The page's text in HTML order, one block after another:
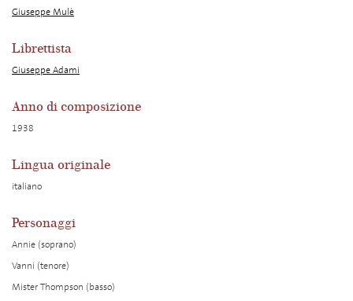
Giuseppe Mulè
Librettista
Giuseppe Adami
Anno di composizione
1938
Lingua originale
italiano
Personaggi
Annie (soprano)
Vanni (tenore)
Mister Thompson (basso)